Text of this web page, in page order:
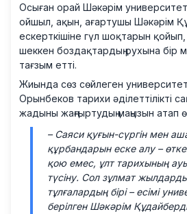
Осыған орай Шәкәрім
ойшыл, ақын, ағартушы Шәкәрім
ескерткішіне гүл шоқтарын
шеккен боздақтардың рухына бір
тағзым етті.
Жиында сөз сөйлеген
Орынбеков тарихи әділеттілікті
жадыны жаңғыртудың маңызын атап
– Саяси қуғын-сүргін мен
құрбандарын еске алу –
қою емес, ұлт тарихының
түсіну. Сол зұлмат
тұлғалардың бірі – есімі
берілген Шәкәрім